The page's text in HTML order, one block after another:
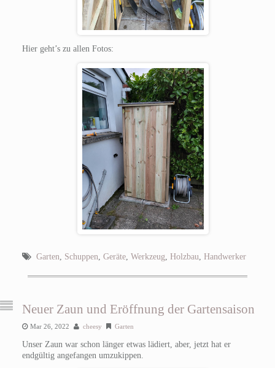
Hier geht’s zu allen Fotos:
Garten, Schuppen, Geräte, Werkzeug, Holzbau, Handwerker
Neuer Zaun und Eröffnung der Gartensaison
Mar 26, 2022 cheesy Garten
Unser Zaun war schon länger etwas lädiert, aber, jetzt hat er
endgültig angefangen umzukippen.